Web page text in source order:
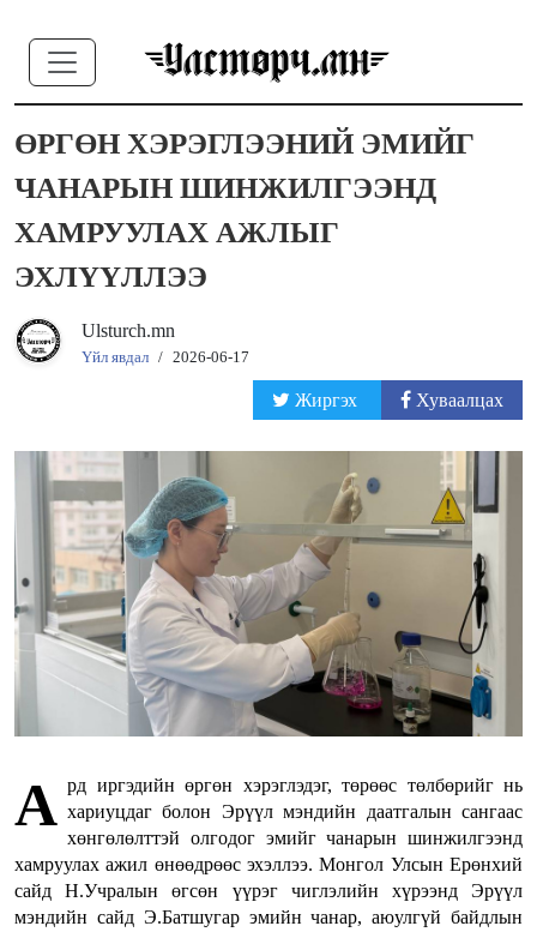
ӨРГӨН ХЭРЭГЛЭЭНИЙ ЭМИЙГ
ЧАНАРЫН ШИНЖИЛГЭЭНД
ХАМРУУЛАХ АЖЛЫГ
ЭХЛҮҮЛЛЭЭ
Ulsturch.mn
Үйл явдал / 2026-06-17
Жиргэх Хуваалцах
А рд иргэдийн өргөн хэрэглэдэг, төрөөс төлбөрийг нь
хариуцдаг болон Эрүүл мэндийн даатгалын сангаас
хөнгөлөлттэй олгодог эмийг чанарын шинжилгээнд
хамруулах ажил өнөөдрөөс эхэллээ. Монгол Улсын Ерөнхий
сайд Н.Учралын өгсөн үүрэг чиглэлийн хүрээнд Эрүүл
мэндийн сайд Э.Батшугар эмийн чанар, аюулгүй байдлын